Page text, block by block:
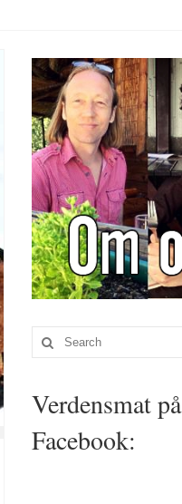
Search
for:
Verdensmat på
Facebook: